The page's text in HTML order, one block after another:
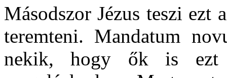
Másodszor Jézus teszi ezt
teremteni. Mandatum
nekik, hogy ők is ezt